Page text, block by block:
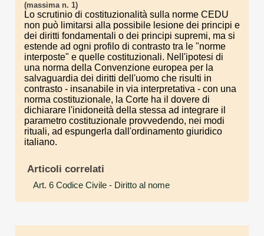
(massima n. 1)
Lo scrutinio di costituzionalità sulla norme CEDU
non può limitarsi alla possibile lesione dei principi e
dei diritti fondamentali o dei principi supremi, ma si
estende ad ogni profilo di contrasto tra le "norme
interposte" e quelle costituzionali. Nell'ipotesi di
una norma della Convenzione europea per la
salvaguardia dei diritti dell'uomo che risulti in
contrasto - insanabile in via interpretativa - con una
norma costituzionale, la Corte ha il dovere di
dichiarare l'inidoneità della stessa ad integrare il
parametro costituzionale provvedendo, nei modi
rituali, ad espungerla dall'ordinamento giuridico
italiano.
Articoli correlati
Art. 6 Codice Civile - Diritto al nome